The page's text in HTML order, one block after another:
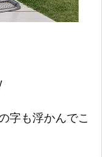
字も浮かんでこ